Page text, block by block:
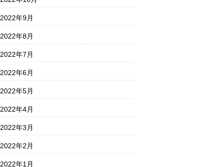
2022年9月
2022年8月
2022年7月
2022年6月
2022年5月
2022年4月
2022年3月
2022年2月
2022年1月